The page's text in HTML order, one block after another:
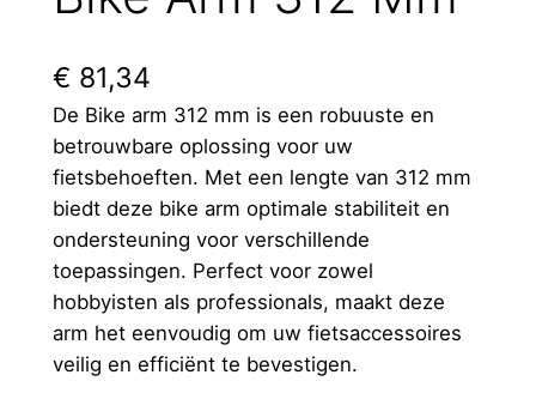
€ 81,34
De Bike arm 312 mm is een robuuste en
betrouwbare oplossing voor uw
fietsbehoeften. Met een lengte van 312 mm
biedt deze bike arm optimale stabiliteit en
ondersteuning voor verschillende
toepassingen. Perfect voor zowel
hobbyisten als professionals, maakt deze
arm het eenvoudig om uw fietsaccessoires
veilig en efficiënt te bevestigen.